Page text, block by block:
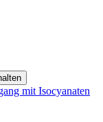
mit Isocyanaten